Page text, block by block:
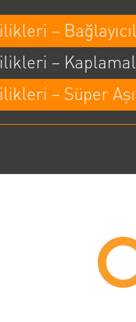
–
– Kaplamalı
– Süper